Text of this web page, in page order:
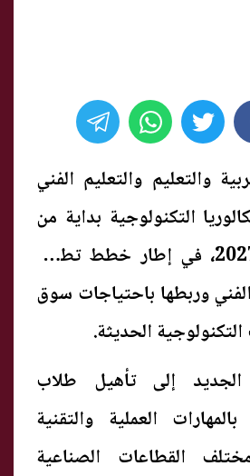
والتعليم والتعليم الفني
التكنولوجية بداية من
العام الدراسي 2027، في إطار خطط تطوير
وربطها باحتياجات سوق
الحديثة.
إلى تأهيل طلاب
العملية والتقنية
القطاعات الصناعية